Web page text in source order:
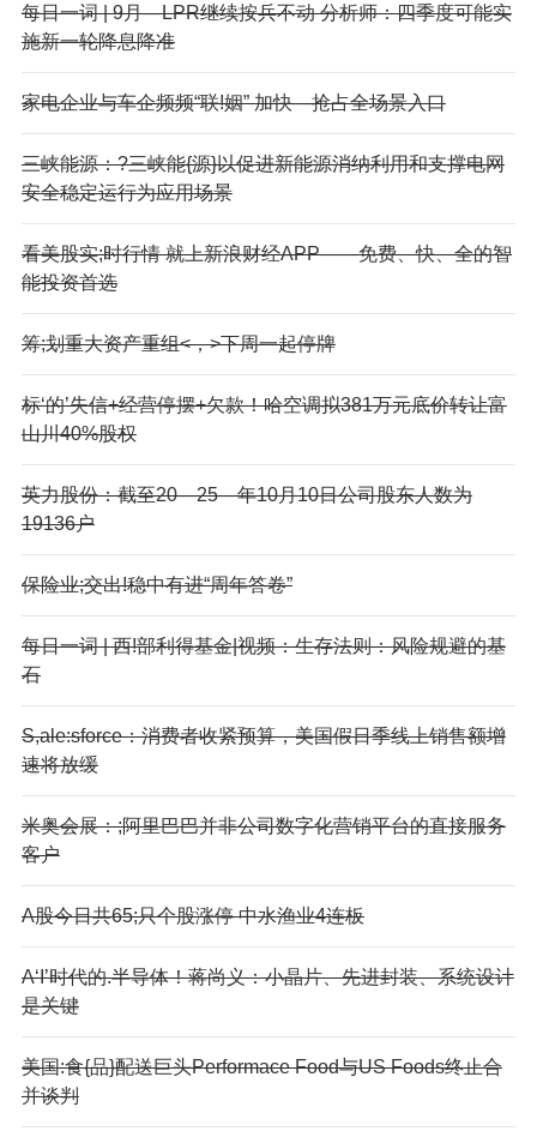
每日一词 | 9月—LPR继续按兵不动 分析师：四季度可能实
施新一轮降息降准
家电企业与车企频频“联!姻” 加快—抢占全场景入口
三峡能源：?三峡能{源}以促进新能源消纳利用和支撑电网
安全稳定运行为应用场景
看美股实;时行情 就上新浪财经APP——免费、快、全的智
能投资首选
筹;划重大资产重组<，>下周一起停牌
标‘的’失信+经营停摆+欠款！哈空调拟381万元底价转让富
山川40%股权
英力股份：截至20—25—年10月10日公司股东人数为
19136户
保险业;交出!稳中有进“周年答卷”
每日一词 | 西!部利得基金|视频：生存法则：风险规避的基
石
S,ale:sforce：消费者收紧预算，美国假日季线上销售额增
速将放缓
米奥会展：;阿里巴巴并非公司数字化营销平台的直接服务
客户
A股今日共65;只个股涨停 中水渔业4连板
A‘I’时代的.半导体！蒋尚义：小晶片、先进封装、系统设计
是关键
美国:食{品}配送巨头Performace Food与US Foods终止合
并谈判